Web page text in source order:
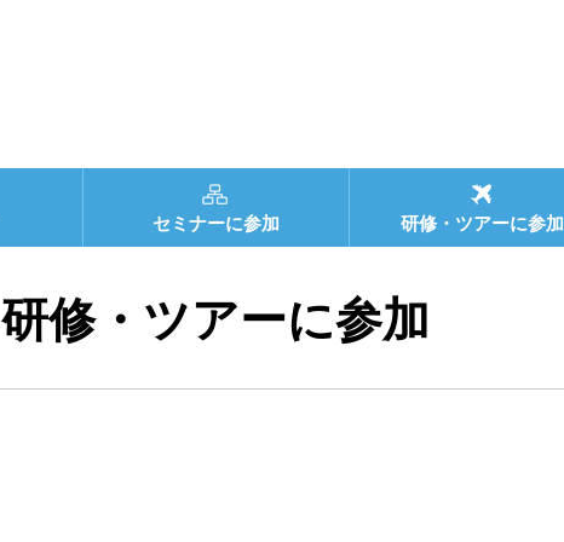
セミナーに参加 研修・ツアーに参加
研修・ツアーに参加